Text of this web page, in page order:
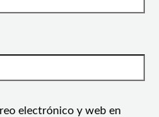
electrónico y web en